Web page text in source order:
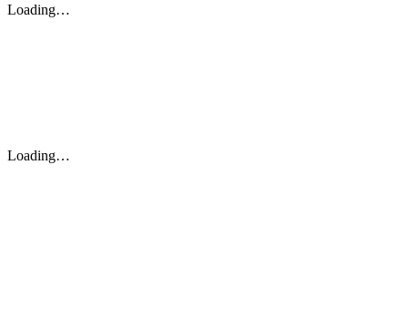
Loading…
Loading…